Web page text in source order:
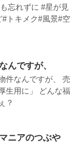
忘れずに #星が見
トキメク#風景#空
んですが、
件なんですが、 売
生用に」 どんな福
？
ニアのつぶや